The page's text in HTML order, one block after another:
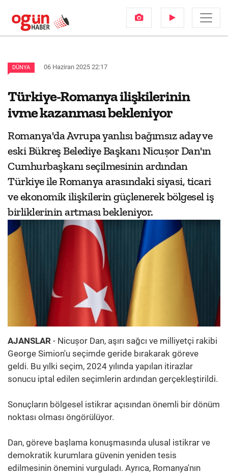
DÜNYA 06 Haziran 2025 22:17
Türkiye-Romanya ilişkilerinin
ivme kazanması bekleniyor
Romanya'da Avrupa yanlısı bağımsız aday ve
eski Bükreş Belediye Başkanı Nicușor Dan'ın
Cumhurbaşkanı seçilmesinin ardından
Türkiye ile Romanya arasındaki siyasi, ticari
ve ekonomik ilişkilerin güçlenerek bölgesel iş
birliklerinin artması bekleniyor.
AJANSLAR - Nicușor Dan, aşırı sağcı ve milliyetçi rakibi
George Simion'u seçimde geride bırakarak göreve
geldi. Bu yılki seçim, 2024 yılında yapılan itirazlar
sonucu iptal edilen seçimlerin ardından gerçekleştirildi.
Sonuçların bölgesel istikrar açısından önemli bir dönüm
noktası olması öngörülüyor.
Dan, göreve başlama konuşmasında ulusal istikrar ve
demokratik kurumlara güvenin yeniden tesis
edilmesinin önemini vurguladı. Ayrıca, Romanya'nın